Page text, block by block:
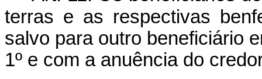
terras e as respectivas
salvo para outro beneficiário
1º e com a anuência do